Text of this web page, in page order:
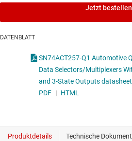
Jetzt bestellen
DATENBLATT
SN74ACT257-Q1 Automotive Quadruple 2-Line To 1-Line
Data Selectors/Multiplexers With TTL-Compatible Inputs
and 3-State Outputs datasheet
PDF | HTML